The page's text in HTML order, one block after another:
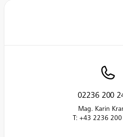
02236 200
Mag. Karin
T: +43 2236